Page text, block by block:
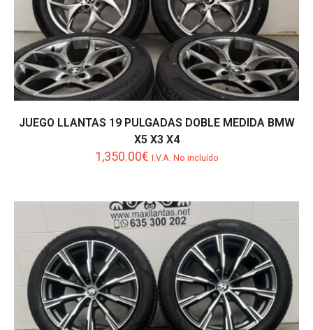
JUEGO LLANTAS 19 PULGADAS DOBLE MEDIDA BMW
X5 X3 X4
1,350.00€ I.V.A. No incluído